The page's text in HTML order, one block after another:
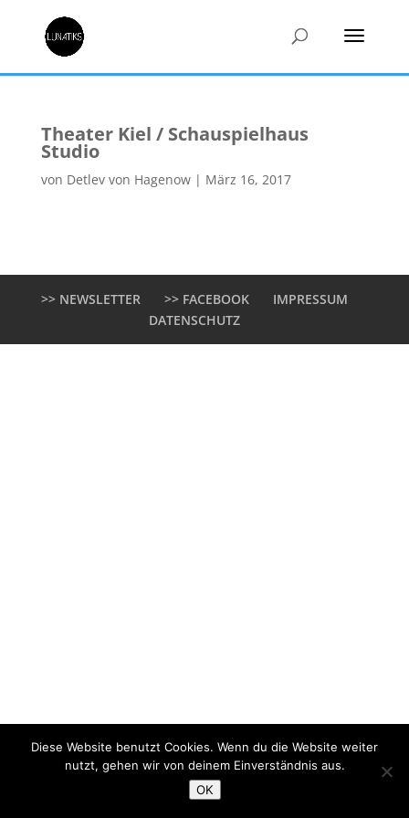
Theater Kiel / Schauspielhaus
Studio
von Detlev von Hagenow| März 16, 2017
>> NEWSLETTER >> FACEBOOK
IMPRESSUM
DATENSCHUTZ
Diese Website benutzt Cookies. Wenn du die Website weiter
nutzt, gehen wir von deinem Einverständnis aus.
OK